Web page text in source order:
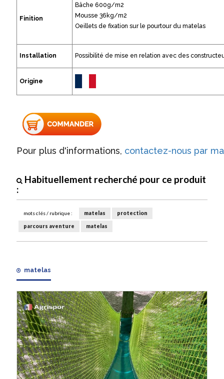
Finition
Bâche 600g/m2
Mousse 36kg/m2
Oeillets de fixation sur le pourtour du matelas
Installation Possibilité de mise en relation avec des
Origine
Pour plus d'informations, contactez-nous par
Habituellement recherché pour ce produit
:
mots clés / rubrique : matelas protection
parcours aventure matelas
matelas